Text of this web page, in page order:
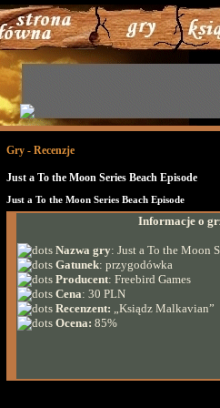
Gry - Recenzje
Just a To the Moon Series Beach Episode
Just a To the Moon Series Beach Episode
Informacje o
Nazwa gry: Just a To the Moon
Gatunek: przygodówka
Producent: Freebird Games
Cena: 30 PLN
Recenzent: „Ksiądz Malkavian”
Ocena: 85%